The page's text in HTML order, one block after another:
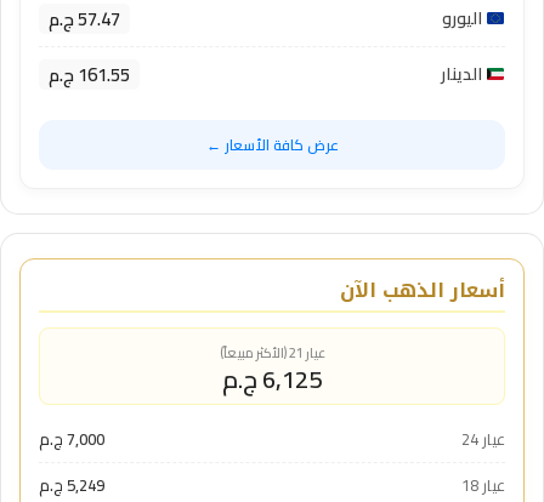
اليورو 57.47 ج.م
الدينار 161.55 ج.م
عرض كافة الأسعار ←
أسعار الذهب الآن
عيار 21 (الأكثر مبيعاً)
6,125 ج.م
عيار 24
7,000 ج.م
عيار 18
5,249 ج.م